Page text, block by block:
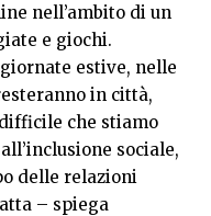
nell’ambito di un
e giochi.
estive, nelle
in città,
che stiamo
sociale,
delle relazioni
– spiega